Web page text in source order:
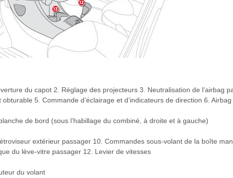
du capot 2. Réglage des projecteurs 3. Neutralisation de l’airbag
5. Commande d’éclairage et d’indicateurs de direction 6.
de bord (sous l’habillage du combiné, à droite et à gauche)
extérieur passager 10. Commandes sous-volant de la boîte
du lève-vitre passager 12. Levier de vitesses
du volant